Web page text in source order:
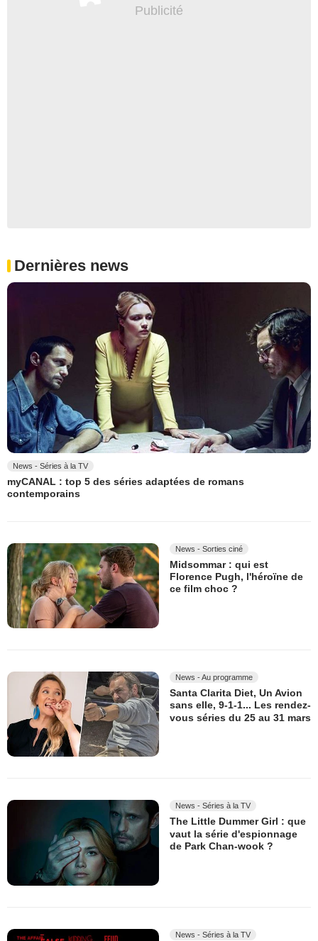
Dernières news
News - Séries à la TV
myCANAL : top 5 des séries adaptées de romans
contemporains
News - Sorties ciné
Midsommar : qui est
Florence Pugh, l'héroïne de
ce film choc ?
News - Au programme
Santa Clarita Diet, Un Avion
sans elle, 9-1-1... Les rendez-
vous séries du 25 au 31 mars
News - Séries à la TV
The Little Dummer Girl : que
vaut la série d'espionnage
de Park Chan-wook ?
News - Séries à la TV